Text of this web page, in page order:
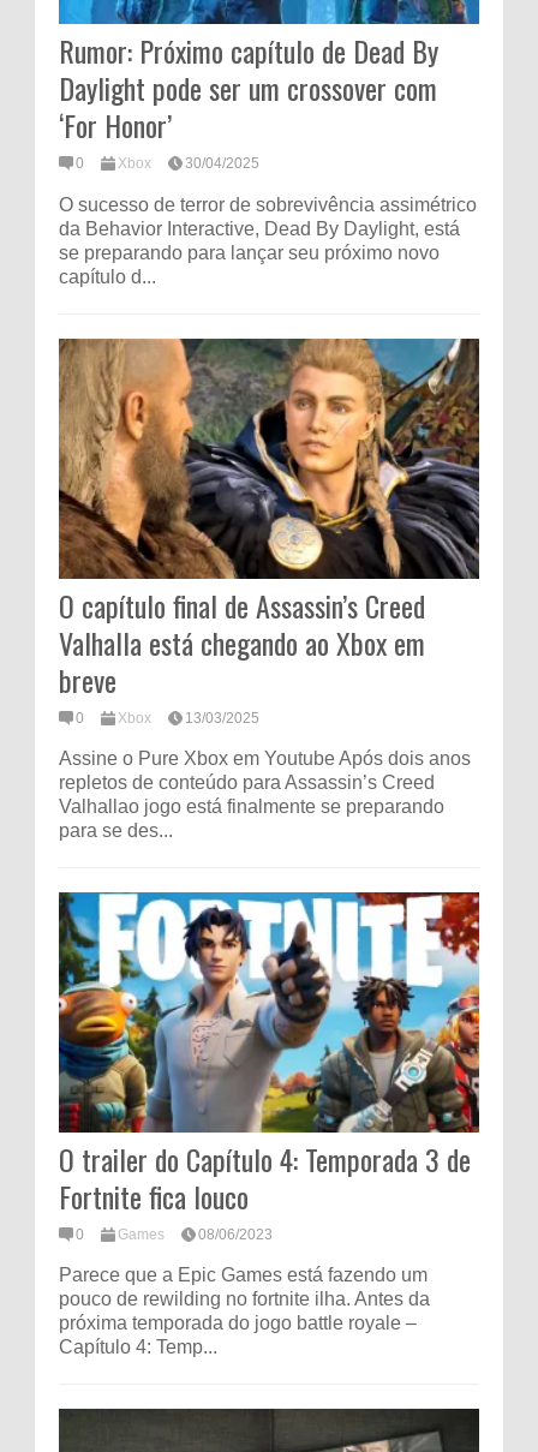
Rumor: Próximo capítulo de Dead By
Daylight pode ser um crossover com
‘For Honor’
0 Xbox 30/04/2025
O sucesso de terror de sobrevivência assimétrico
da Behavior Interactive, Dead By Daylight, está
se preparando para lançar seu próximo novo
capítulo d...
O capítulo final de Assassin’s Creed
Valhalla está chegando ao Xbox em
breve
0 Xbox 13/03/2025
Assine o Pure Xbox em Youtube Após dois anos
repletos de conteúdo para Assassin’s Creed
Valhallao jogo está finalmente se preparando
para se des...
O trailer do Capítulo 4: Temporada 3 de
Fortnite fica louco
0 Games 08/06/2023
Parece que a Epic Games está fazendo um
pouco de rewilding no fortnite ilha. Antes da
próxima temporada do jogo battle royale –
Capítulo 4: Temp...